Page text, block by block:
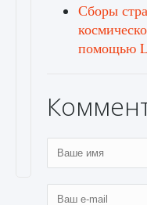
Сборы
помощью